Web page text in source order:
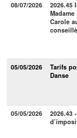
08/07/2026
2026.45
Madame
Carole
05/05/2026
Tarifs
Danse
05/05/2026
2026.43